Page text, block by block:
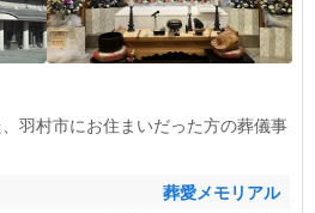
羽村市にお住まいだった方の葬儀事
葬愛メモリアル